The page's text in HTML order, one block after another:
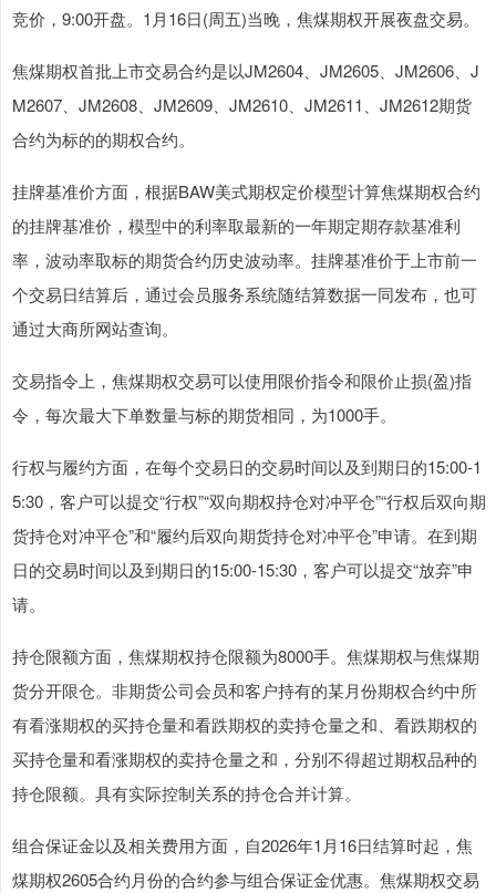
竞价，9:00开盘。1月16日(周五)当晚，焦煤期权开展夜盘交易。
焦煤期权首批上市交易合约是以JM2604、JM2605、JM2606、J
M2607、JM2608、JM2609、JM2610、JM2611、JM2612期货
合约为标的的期权合约。
挂牌基准价方面，根据BAW美式期权定价模型计算焦煤期权合约
的挂牌基准价，模型中的利率取最新的一年期定期存款基准利
率，波动率取标的期货合约历史波动率。挂牌基准价于上市前一
个交易日结算后，通过会员服务系统随结算数据一同发布，也可
通过大商所网站查询。
交易指令上，焦煤期权交易可以使用限价指令和限价止损(盈)指
令，每次最大下单数量与标的期货相同，为1000手。
行权与履约方面，在每个交易日的交易时间以及到期日的15:00-1
5:30，客户可以提交“行权”“双向期权持仓对冲平仓”“行权后双向期
货持仓对冲平仓”和“履约后双向期货持仓对冲平仓”申请。在到期
日的交易时间以及到期日的15:00-15:30，客户可以提交“放弃”申
请。
持仓限额方面，焦煤期权持仓限额为8000手。焦煤期权与焦煤期
货分开限仓。非期货公司会员和客户持有的某月份期权合约中所
有看涨期权的买持仓量和看跌期权的卖持仓量之和、看跌期权的
买持仓量和看涨期权的卖持仓量之和，分别不得超过期权品种的
持仓限额。具有实际控制关系的持仓合并计算。
组合保证金以及相关费用方面，自2026年1月16日结算时起，焦
煤期权2605合约月份的合约参与组合保证金优惠。焦煤期权交易